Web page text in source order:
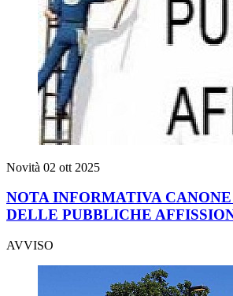
Novità 02 ott 2025
NOTA INFORMATIVA
DELLE PUBBLICHE
AVVISO